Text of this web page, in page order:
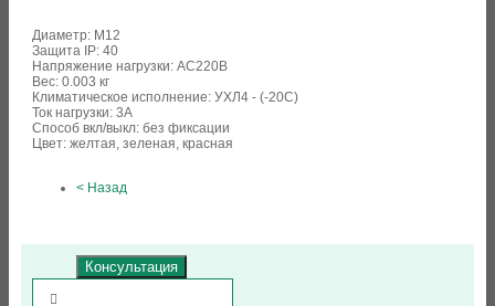
Диаметр: М12
Защита IP: 40
Напряжение нагрузки: АС220В
Вес: 0.003 кг
Климатическое исполнение: УХЛ4 - (-20С)
Ток нагрузки: 3А
Способ вкл/выкл: без фиксации
Цвет: желтая, зеленая, красная
< Назад
Консультация